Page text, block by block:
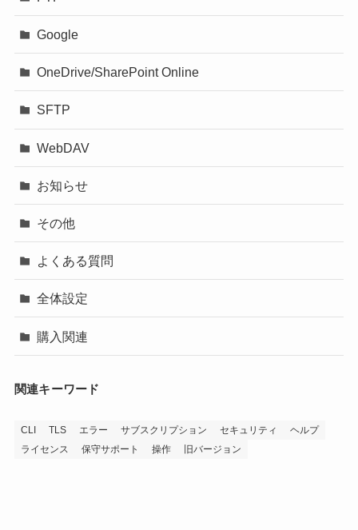
Google
OneDrive/SharePoint Online
SFTP
WebDAV
お知らせ
その他
よくある質問
全体設定
購入関連
関連キーワード
CLI TLS エラー サブスクリプション セキュリティ
ヘルプ
ライセンス
保守サポート 操作 旧バージョン